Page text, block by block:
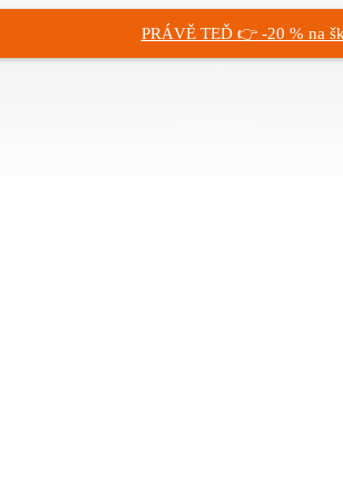
PRÁVĚ TEĎ 👉 -20 % na